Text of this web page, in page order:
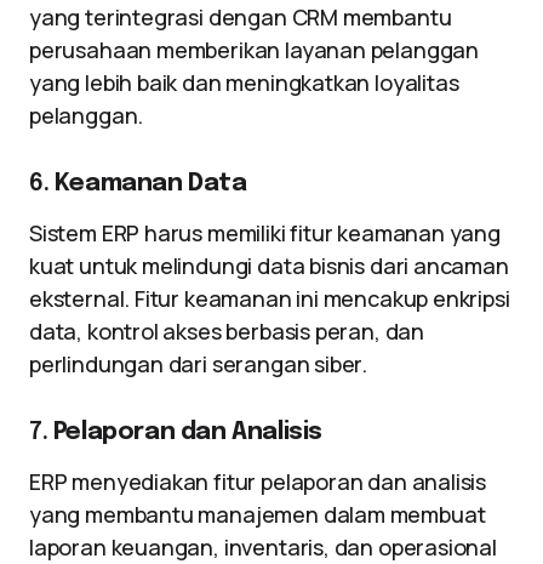
yang terintegrasi dengan CRM membantu
perusahaan memberikan layanan pelanggan
yang lebih baik dan meningkatkan loyalitas
pelanggan.
6. Keamanan Data
Sistem ERP harus memiliki fitur keamanan yang
kuat untuk melindungi data bisnis dari ancaman
eksternal. Fitur keamanan ini mencakup enkripsi
data, kontrol akses berbasis peran, dan
perlindungan dari serangan siber.
7. Pelaporan dan Analisis
ERP menyediakan fitur pelaporan dan analisis
yang membantu manajemen dalam membuat
laporan keuangan, inventaris, dan operasional